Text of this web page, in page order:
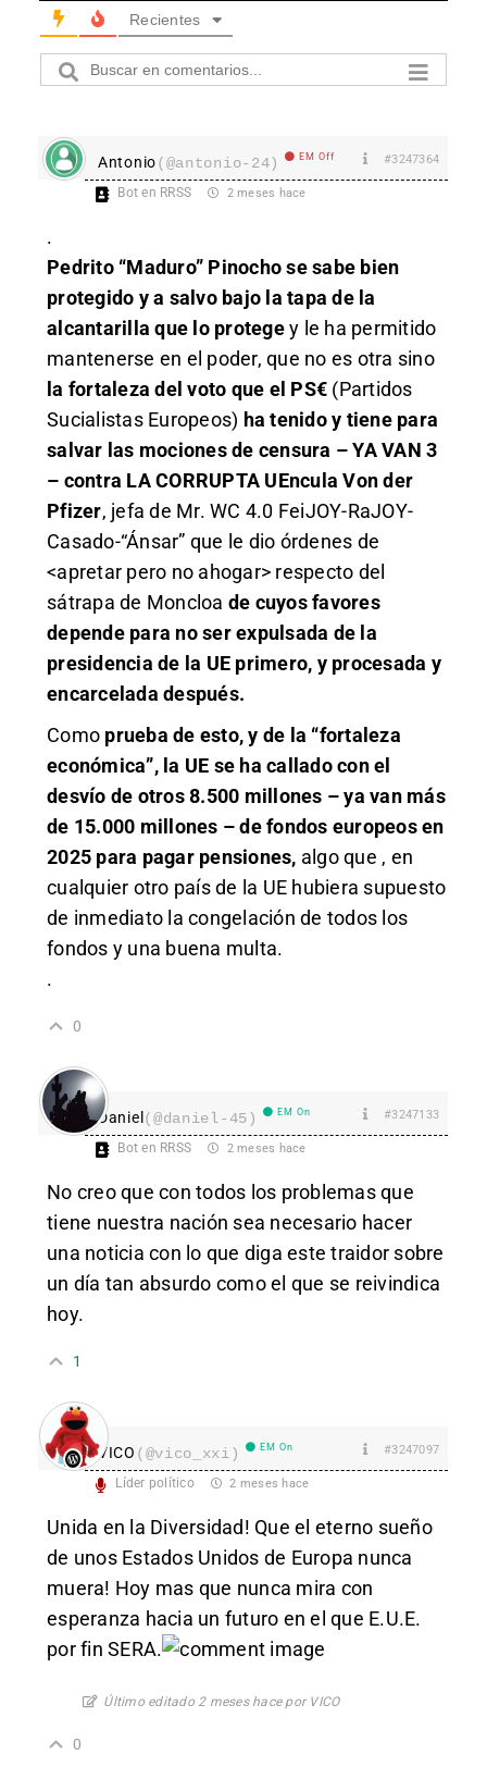
Recientes
Antonio(@antonio-24) EM Off #3247364
Bot en RRSS 2 meses hace
.
Pedrito “Maduro” Pinocho se sabe bien
protegido y a salvo bajo la tapa de la
alcantarilla que lo protegey le ha permitido
mantenerse en el poder, que no es otra sino
la fortaleza del voto que el PS€ (Partidos
Sucialistas Europeos) ha tenido y tiene para
salvar las mociones de censura – YA VAN 3
– contra LA CORRUPTA UEncula Von der
Pfizer, jefa de Mr. WC 4.0 FeiJOY-RaJOY-
Casado-“Ánsar” que le dio órdenes de
<apretar pero no ahogar> respecto del
sátrapa de Moncloa de cuyos favores
depende para no ser expulsada de la
presidencia de la UE primero, y procesada y
encarcelada después.
Como prueba de esto, y de la “fortaleza
económica”, la UE se ha callado con el
desvío de otros 8.500 millones – ya van más
de 15.000 millones – de fondos europeos en
2025 para pagar pensiones, algo que , en
cualquier otro país de la UE hubiera supuesto
de inmediato la congelación de todos los
fondos y una buena multa.
.
0
Daniel(@daniel-45) EM On #3247133
Bot en RRSS 2 meses hace
No creo que con todos los problemas que
tiene nuestra nación sea necesario hacer
una noticia con lo que diga este traidor sobre
un día tan absurdo como el que se reivindica
hoy.
1
VICO (@vico_xxi) EM On #3247097
Líder político 2 meses hace
Unida en la Diversidad! Que el eterno sueño
de unos Estados Unidos de Europa nunca
muera! Hoy mas que nunca mira con
esperanza hacia un futuro en el que E.U.E.
por fin SERA.
Último editado 2 meses hace por VICO
0